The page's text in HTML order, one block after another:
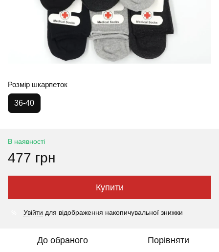
Розмір шкарпеток
36-40
В наявності
477 грн
Купити
Увійти для відображення накопичувальної знижки
До обраного Порівняти